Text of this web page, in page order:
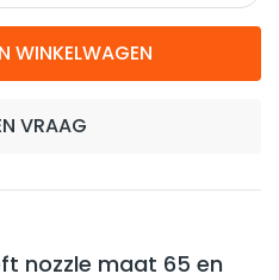
WINKELWAGEN
VRAAG
nozzle maat 65 en